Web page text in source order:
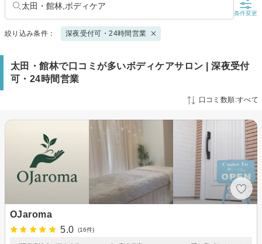
太田・館林,ボディケア
条件変更
絞り込み条件： 深夜受付可・24時間営業
太田・館林で口コミが多いボディケアサロン | 深夜受付
可・24時間営業
口コミ数順:すべて
OJaroma
5.0
(16件)